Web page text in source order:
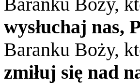
wysłuchaj nas,
Baranku Boży,
zmiłuj się nad